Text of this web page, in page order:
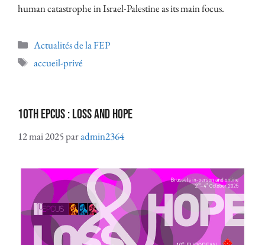
human catastrophe in Israel-Palestine as its main focus.
Actualités de la FEP
accueil-privé
10th EPCUS : Loss and Hope
12 mai 2025paradmin2364